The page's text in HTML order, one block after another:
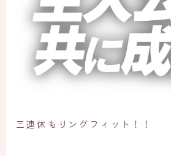
三連休もリングフィット！！